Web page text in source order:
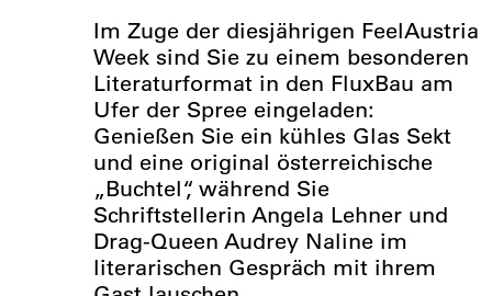
Im Zuge der diesjährigen FeelAustria
Week sind Sie zu einem besonderen
Literaturformat in den FluxBau am
Ufer der Spree eingeladen:
Genießen Sie ein kühles Glas Sekt
und eine original österreichische
„Buchtel“, während Sie
Schriftstellerin Angela Lehner und
Drag-Queen Audrey Naline im
literarischen Gespräch mit ihrem